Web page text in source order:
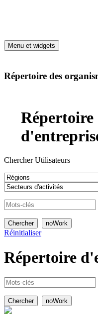
Menu et widgets
Répertoire des
Répertoire
Chercher Utilisateurs
Réinitialiser
Répertoire